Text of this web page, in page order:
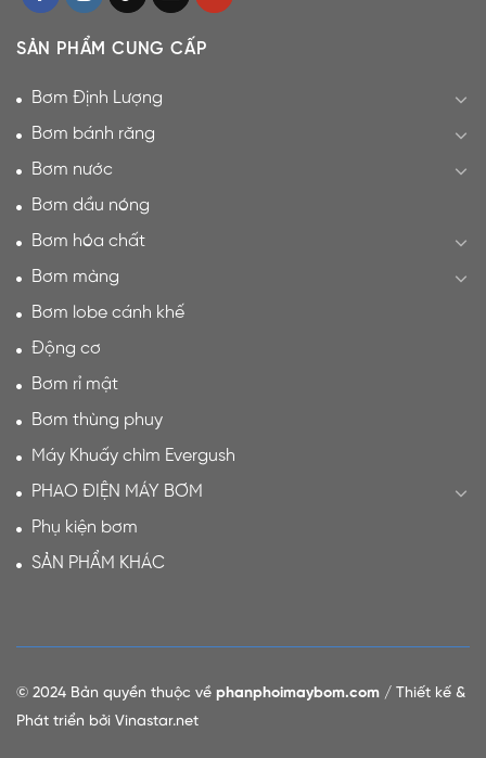
SẢN PHẨM CUNG CẤP
Bơm Định Lượng
Bơm bánh răng
Bơm nước
Bơm dầu nóng
Bơm hóa chất
Bơm màng
Bơm lobe cánh khế
Động cơ
Bơm rỉ mật
Bơm thùng phuy
Máy Khuấy chìm Evergush
PHAO ĐIỆN MÁY BƠM
Phụ kiện bơm
SẢN PHẨM KHÁC
© 2024 Bản quyền thuộc về phanphoimaybom.com/ Thiết kế &
Phát triển bởi Vinastar.net